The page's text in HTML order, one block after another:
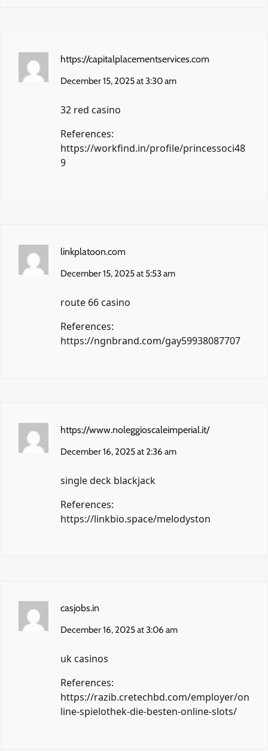
https://capitalplacementservices.com
December 15, 2025 at 3:30 am
32 red casino
References:
https://workfind.in/profile/princessoci48
9
linkplatoon.com
December 15, 2025 at 5:53 am
route 66 casino
References:
https://ngnbrand.com/gay59938087707
https://www.noleggioscaleimperial.it/
December 16, 2025 at 2:36 am
single deck blackjack
References:
https://linkbio.space/melodyston
casjobs.in
December 16, 2025 at 3:06 am
uk casinos
References:
https://razib.cretechbd.com/employer/on
line-spielothek-die-besten-online-slots/